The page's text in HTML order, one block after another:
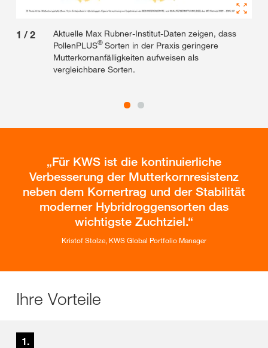
1 / 2
Aktuelle Max Rubner-Institut-Daten zeigen, dass
PollenPLUS® Sorten in der Praxis geringere
Mutterkornanfälligkeiten aufweisen als
vergleichbare Sorten.
Für KWS ist die kontinuierliche
Verbesserung der Mutterkornresistenz
neben dem Kornertrag und der Stabilität
moderner Hybridroggensorten das
wichtigste Zuchtziel.
Kristof Stolze, KWS Global Portfolio Manager
Ihre Vorteile
1.